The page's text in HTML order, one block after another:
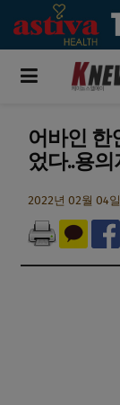
어바인 한
었다..용
2022년 02월 04일